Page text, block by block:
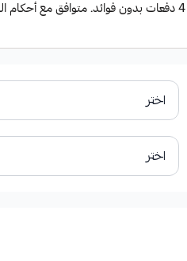
(الرجة) بشكل نهائي.
بالكامل.